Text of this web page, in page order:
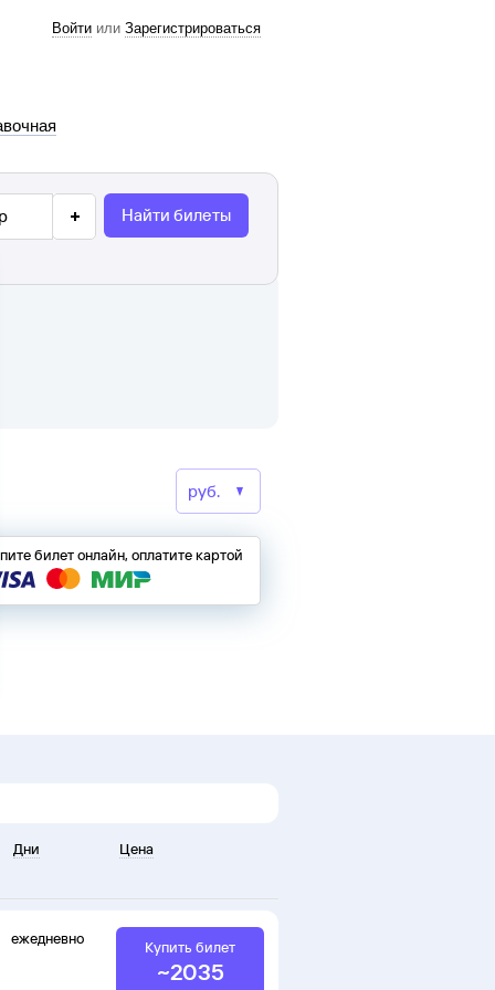
Войти или Зарегистрироваться
Найти билеты
билет онлайн, оплатите картой
Дни Цена
ежедневно Купить билет
~2035